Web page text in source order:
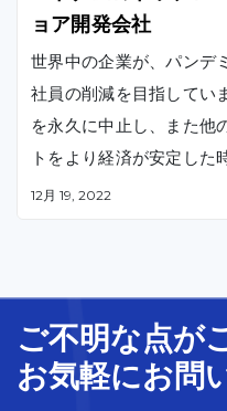
ョア開発会社
世界中の企業が、パンデ
社員の削減を目指してい
を永久に中止し、また他
トをより経済が安定した
。 ITアウトソーシング開
12月 19, 2022
ご不明な点が
お気軽にお問